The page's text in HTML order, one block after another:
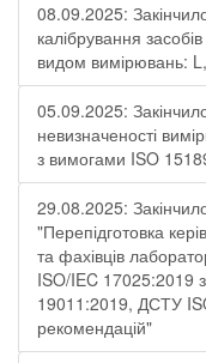
08.09.2025:
калібрування
видом вимірювань:
05.09.2025:
невизначеності
з вимогами ISO
29.08.2025:
"Перепідготовка
та фахівців
ISO/IEC 17025:2019
19011:2019, ДСТУ
рекомендацій"